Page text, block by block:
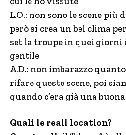
L.O.: non sono le scene più
però si crea un bel clima
set la troupe in quei giorni
gentile
A.D.: non imbarazzo
rifare queste scene, poi
quando c’era già una
Quali le reali location?